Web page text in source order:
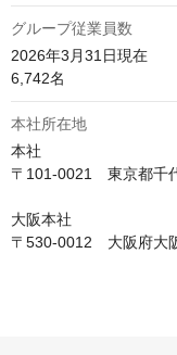
グループ従業員数
2026年3月31日現在
6,742名
本社所在地
本社
〒101-0021　東京都千
大阪本社
〒530-0012　大阪府大